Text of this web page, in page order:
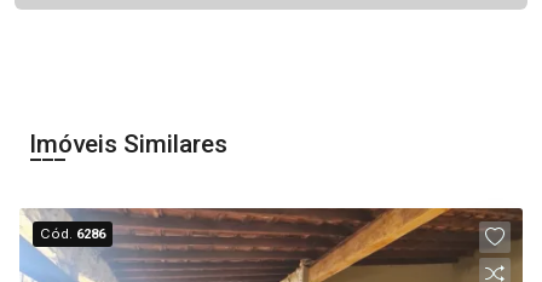
Imóveis Similares
Cód. 6286